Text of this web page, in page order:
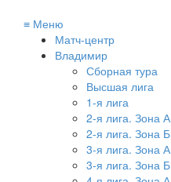
≡ Меню
Матч-центр
Владимир
Сборная тура
Высшая лига
1-я лига
2-я лига. Зона А
2-я лига. Зона Б
3-я лига. Зона А
3-я лига. Зона Б